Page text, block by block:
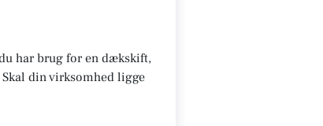
har brug for en dækskift,
Skal din virksomhed ligge